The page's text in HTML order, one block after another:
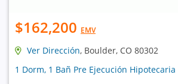
$162,200 EMV
Ver Dirección, Boulder, CO 80302
1 Dorm, 1 Bañ Pre Ejecución Hipotecaria